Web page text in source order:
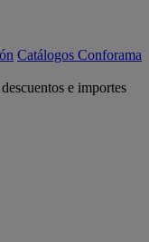
Catálogos Conforama
e importes